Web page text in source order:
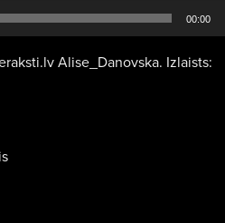
00:00
Alise_Danovska. Izlaists: